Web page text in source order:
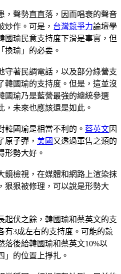
，聲勢直直落，因而唱衰的聲音
炒作。可是， 台灣競爭力論壇學
國瑜民意支持度下滑是事實，但
換瑜」的必要。
守著民調電話，以及部分綠營支
韓國瑜的支持度。但是，這並沒
國瑜乃是藍營最強的總統參選
，未來也應該還是如此。
韓國瑜是相當不利的。 蔡英文因
原子彈， 美國 又透過軍售之類的
形勢大好。
鏡檢視，在媒體和網路上渲染抹
狠狠被修理，可以說是形勢大
起伏之餘，韓國瑜和蔡英文的支
有3成左右的支持度。可能的競
落後給韓國瑜和蔡英文10%以
」的位置上掙扎。